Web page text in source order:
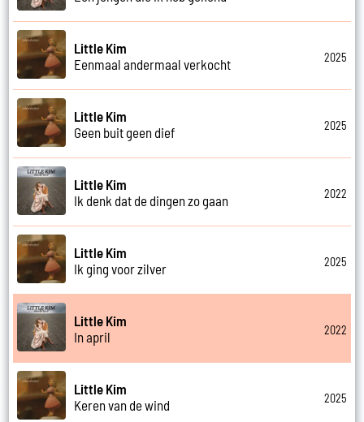
Little Kim
Eenmaal andermaal verkocht
2025
Little Kim
Geen buit geen dief
2025
Little Kim
Ik denk dat de dingen zo gaan
2022
Little Kim
Ik ging voor zilver
2025
Little Kim
In april
2022
Little Kim
Keren van de wind
2025